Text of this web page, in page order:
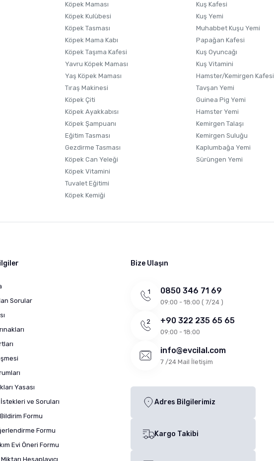
Köpek Maması
Köpek Kulübesi
Köpek Tasması
Köpek Mama Kabı
Köpek Taşıma Kafesi
Yavru Köpek Maması
Yaş Köpek Maması
Tıraş Makinesi
Köpek Çiti
Köpek Ayakkabısı
Köpek Şampuanı
Eğitim Tasması
Gezdirme Tasması
Köpek Can Yeleği
Köpek Vitamini
Tuvalet Eğitimi
Köpek Kemiği
Kuş Kafesi
Kuş Yemi
Muhabbet Kuşu Yemi
Papağan Kafesi
Kuş Oyuncağı
Kuş Vitamini
Hamster/Kemirgen Kafesi
Tavşan Yemi
Guinea Pig Yemi
Hamster Yemi
Kemirgen Talaşı
Kemirgen Suluğu
Kaplumbağa Yemi
Sürüngen Yemi
Sorular
Yasası
ve Soruları
Formu
Formu
Evi Öneri Formu
Hesaplayıcı
Bize Ulaşın
0850 346 71 69
09:00 - 18:00 ( 7/24 )
+90 322 235 65 65
09:00 - 18:00
info@evcilal.com
7 /24 Mail İletişim
Adres Bilgilerimiz
Kargo Takibi